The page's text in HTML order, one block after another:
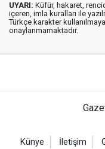
UYARI: Küfür, hakaret,
içeren, imla kuralları ile
Türkçe karakter
onaylanmamaktadır.
Künye İletişim